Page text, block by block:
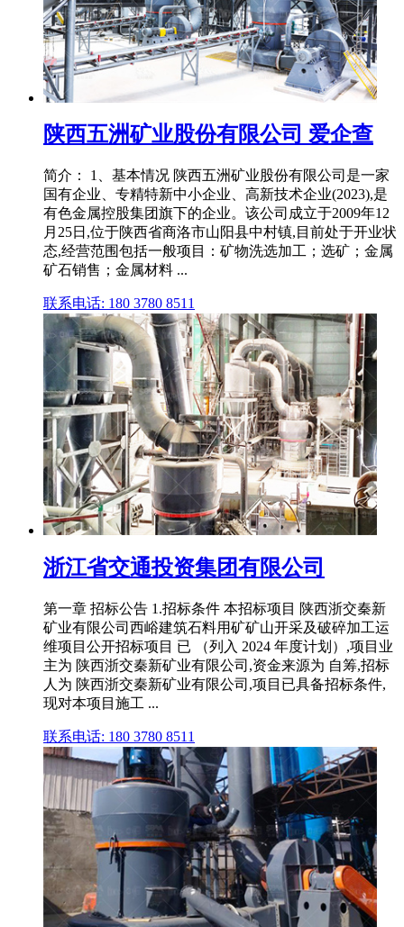
陕西五洲矿业股份有限公司 爱企查
简介： 1、基本情况 陕西五洲矿业股份有限公司是一家
国有企业、专精特新中小企业、高新技术企业(2023),是
有色金属控股集团旗下的企业。该公司成立于2009年12
月25日,位于陕西省商洛市山阳县中村镇,目前处于开业状
态,经营范围包括一般项目：矿物洗选加工；选矿；金属
矿石销售；金属材料 ...
联系电话: 180 3780 8511
浙江省交通投资集团有限公司
第一章 招标公告 1.招标条件 本招标项目 陕西浙交秦新
矿业有限公司西峪建筑石料用矿矿山开采及破碎加工运
维项目公开招标项目 已 （列入 2024 年度计划）,项目业
主为 陕西浙交秦新矿业有限公司,资金来源为 自筹,招标
人为 陕西浙交秦新矿业有限公司,项目已具备招标条件,
现对本项目施工 ...
联系电话: 180 3780 8511